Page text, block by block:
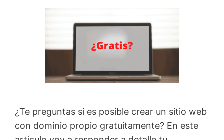
¿Te preguntas si es posible crear un sitio web
con dominio propio gratuitamente? En este